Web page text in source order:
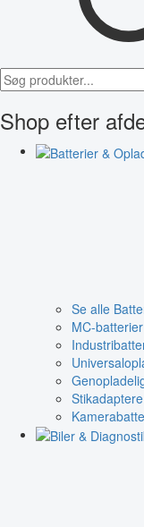
Shop efter
Se alle
MC-batterier
Stikadaptere